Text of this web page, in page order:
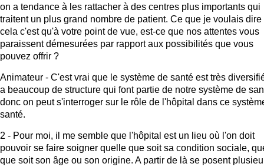
on a tendance à les rattacher à des centres plus importants qui
traitent un plus grand nombre de patient. Ce que je voulais dire
cela c'est qu'à votre point de vue, est-ce que nos attentes vous
paraissent démesurées par rapport aux possibilités que vous
pouvez offrir ?
Animateur - C'est vrai que le système de santé est très
a beaucoup de structure qui font partie de notre système de
donc on peut s'interroger sur le rôle de l'hôpital dans ce
santé.
2 - Pour moi, il me semble que l'hôpital est un lieu où l'on doit
pouvoir se faire soigner quelle que soit sa condition sociale,
que soit son âge ou son origine. A partir de là se posent